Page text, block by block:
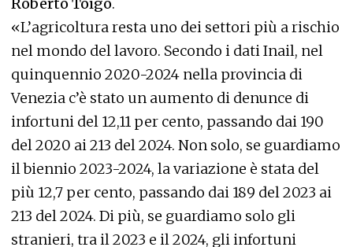
«L’agricoltura resta uno dei settori più a rischio
nel mondo del lavoro. Secondo i dati Inail, nel
quinquennio 2020-2024 nella provincia di
Venezia c’è stato un aumento di denunce di
infortuni del 12,11 per cento, passando dai 190
del 2020 ai 213 del 2024. Non solo, se guardiamo
il biennio 2023-2024, la variazione è stata del
più 12,7 per cento, passando dai 189 del 2023 ai
213 del 2024. Di più, se guardiamo solo gli
stranieri, tra il 2023 e il 2024, gli infortuni